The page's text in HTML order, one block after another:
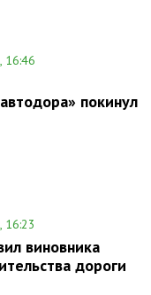
16:46
покинул
16:23
виновника
дороги